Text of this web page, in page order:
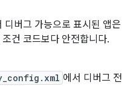
버그 가능으로 표시된 앱은
건 코드보다 안전합니다.
에서 디버그 전